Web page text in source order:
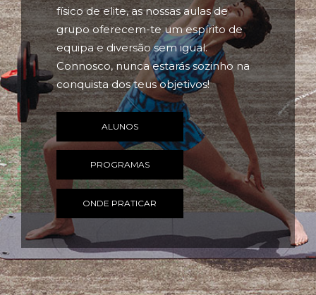
físico de elite, as nossas aulas de
grupo oferecem-te um espírito de
equipa e diversão sem igual.
Connosco, nunca estarás sozinho na
conquista dos teus objetivos!
ALUNOS
PROGRAMAS
ONDE PRATICAR